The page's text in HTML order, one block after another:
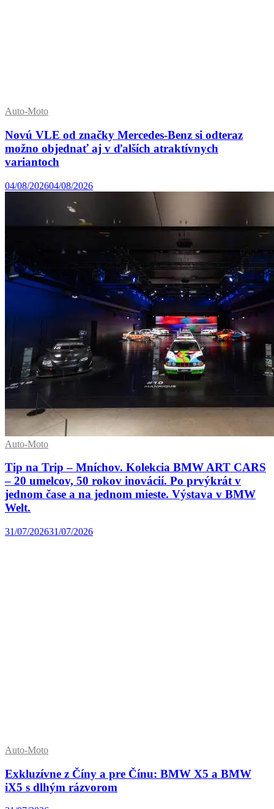
Auto-Moto
Novú VLE od značky Mercedes-Benz si odteraz
možno objednať aj v ďalších atraktívnych
variantoch
04/08/202604/08/2026
Auto-Moto
Tip na Trip – Mníchov. Kolekcia BMW ART CARS
– 20 umelcov, 50 rokov inovácií. Po prvýkrát v
jednom čase a na jednom mieste. Výstava v BMW
Welt.
31/07/202631/07/2026
Auto-Moto
Exkluzívne z Číny a pre Čínu: BMW X5 a BMW
iX5 s dlhým rázvorom